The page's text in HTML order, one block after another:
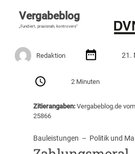
Vergabeblog
„Fundiert, praxisnah, kontrovers“
Redaktion 21.
2 Minuten
Zitierangaben:Vergabeblog.de
25866
Bauleistungen
  –
Politik und